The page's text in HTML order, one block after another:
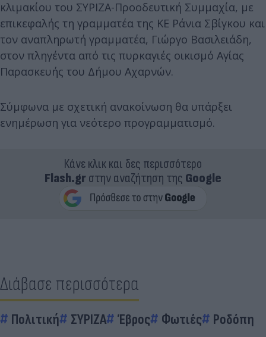
κλιμακίου του ΣΥΡΙΖΑ-Προοδευτική Συμμαχία, με
επικεφαλής τη γραμματέα της ΚΕ Ράνια Σβίγκου και
τον αναπληρωτή γραμματέα, Γιώργο Βασιλειάδη,
στον πληγέντα από τις πυρκαγιές οικισμό Αγίας
Παρασκευής του Δήμου Αχαρνών.​
Σύμφωνα με σχετική ανακοίνωση θα υπάρξει
ενημέρωση για νεότερο προγραμματισμό.
Κάνε κλικ και δες περισσότερο
Flash.grστην αναζήτηση της Google
Διάβασε περισσότερα
Πολιτική ΣΥΡΙΖΑ Έβρος Φωτιές Ροδόπη